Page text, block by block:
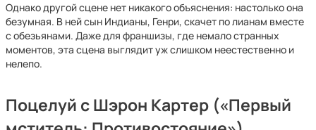
Однако другой сцене нет никакого объяснения: настолько она
безумная. В ней сын Индианы, Генри, скачет по лианам вместе
с обезьянами. Даже для франшизы, где немало странных
моментов, эта сцена выглядит уж слишком неестественно и
нелепо.
Поцелуй с Шэрон Картер («Первый